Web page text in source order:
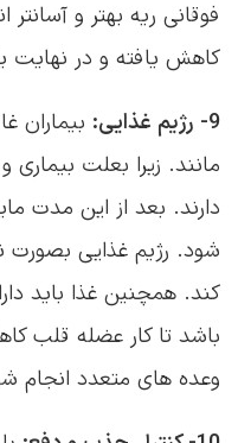
مانند. زیرا بعلت بیماری
دارند. بعد از این مدت
شود. رژیم غذایی بصورت
کند. همچنین غذا باید
باشد تا کار عضله قلب
وعده های متعدد انجام
10- کنترل جذب و دفع:
برون ده قلب را می توانیم
از جذب باشد نشانه
می باشد که خود می